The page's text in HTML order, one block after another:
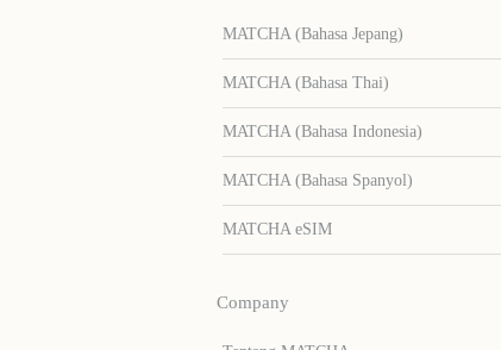
MATCHA (Bahasa Jepang)
MATCHA (Bahasa Thai)
MATCHA (Bahasa Indonesia)
MATCHA (Bahasa Spanyol)
MATCHA eSIM
Company